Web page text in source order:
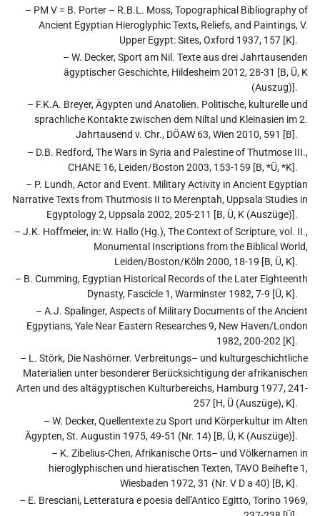
– PM V = B. Porter – R.B.L. Moss, Topographical Bibliography of
Ancient Egyptian Hieroglyphic Texts, Reliefs, and Paintings, V.
Upper Egypt: Sites, Oxford 1937, 157 [K].
– W. Decker, Sport am Nil. Texte aus drei Jahrtausenden
ägyptischer Geschichte, Hildesheim 2012, 28-31 [B, Ü, K
(Auszug)].
– F.K.A. Breyer, Ägypten und Anatolien. Politische, kulturelle und
sprachliche Kontakte zwischen dem Niltal und Kleinasien im 2.
Jahrtausend v. Chr., DÖAW 63, Wien 2010, 591 [B].
– D.B. Redford, The Wars in Syria and Palestine of Thutmose III.,
CHANE 16, Leiden/Boston 2003, 153-159 [B, *Ü, *K].
– P. Lundh, Actor and Event. Military Activity in Ancient Egyptian
Narrative Texts from Thutmosis II to Merenptah, Uppsala Studies in
Egyptology 2, Uppsala 2002, 205-211 [B, Ü, K (Auszüge)].
– J.K. Hoffmeier, in: W. Hallo (Hg.), The Context of Scripture, vol. II.,
Monumental Inscriptions from the Biblical World,
Leiden/Boston/Köln 2000, 18-19 [B, Ü, K].
– B. Cumming, Egyptian Historical Records of the Later Eighteenth
Dynasty, Fascicle 1, Warminster 1982, 7-9 [Ü, K].
– A.J. Spalinger, Aspects of Military Documents of the Ancient
Egpytians, Yale Near Eastern Researches 9, New Haven/London
1982, 200-202 [K].
– L. Störk, Die Nashörner. Verbreitungs– und kulturgeschichtliche
Materialien unter besonderer Berücksichtigung der afrikanischen
Arten und des altägyptischen Kulturbereichs, Hamburg 1977, 241-
257 [H, Ü (Auszüge), K].
– W. Decker, Quellentexte zu Sport und Körperkultur im Alten
Ägypten, St. Augustin 1975, 49-51 (Nr. 14) [B, Ü, K (Auszüge)].
– K. Zibelius-Chen, Afrikanische Orts– und Völkernamen in
hieroglyphischen und hieratischen Texten, TAVO Beihefte 1,
Wiesbaden 1972, 31 (Nr. V D a 40) [B, K].
– E. Bresciani, Letteratura e poesia dell’Antico Egitto, Torino 1969,